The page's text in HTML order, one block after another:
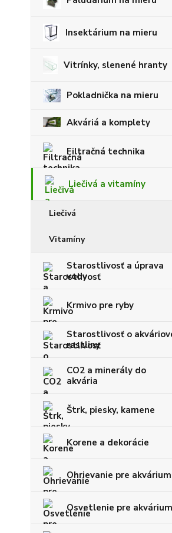
Insektárium na mieru
Vitrínky, slenené hranty
Pokladnička na mieru
Akváriá a komplety
Filtračná technika
Liečivá a vitamíny
Liečivá
Vitamíny
Starostlivosť a úprava
vody
Krmivo pre ryby
Starostlivosť o
rastliny
CO2 a minerály do
akvária
Štrk, piesky, kamene
Korene a dekorácie
Ohrievanie pre akvárium
Osvetlenie pre akvárium